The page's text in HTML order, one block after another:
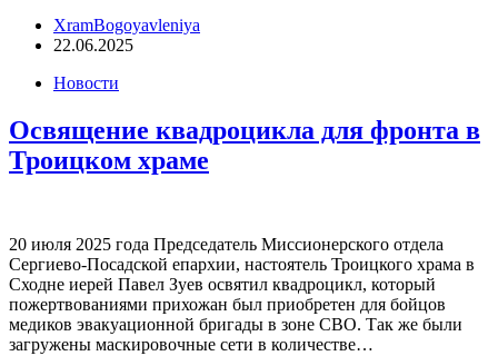
XramBogoyavleniya
22.06.2025
Новости
Освящение квадроцикла для фронта в
Троицком храме
20 июля 2025 года Председатель Миссионерского отдела
Сергиево-Посадской епархии, настоятель Троицкого храма в
Сходне иерей Павел Зуев освятил квадроцикл, который
пожертвованиями прихожан был приобретен для бойцов
медиков эвакуационной бригады в зоне СВО. Так же были
загружены маскировочные сети в количестве…